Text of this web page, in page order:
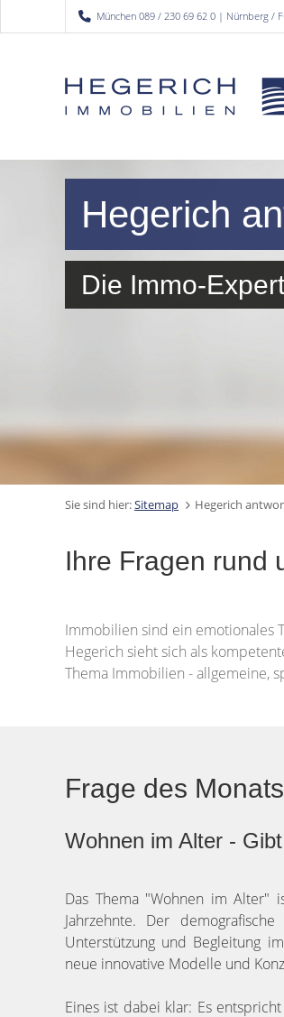
München 089 / 230 69 62 0 | Nürnberg /
Hegerich
Die Immo-
Sie sind hier:Sitemap Hegerich
Ihre Fragen rund
Immobilien sind ein emotionales
Hegerich sieht sich als
Thema Immobilien - allgemeine,
Frage des
Wohnen im Alter -
Das Thema "Wohnen im Alter"
Jahrzehnte. Der
Unterstützung und Begleitung
neue innovative Modelle und
Eines ist dabei klar: Es